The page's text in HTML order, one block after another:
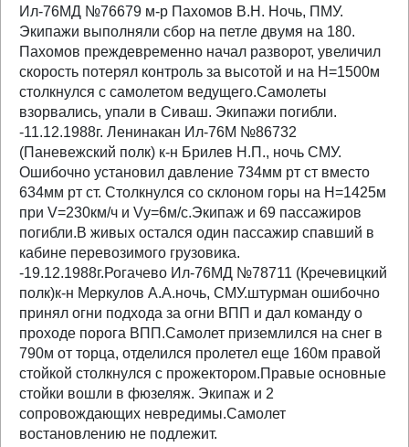
Ил-76МД №76679 м-р Пахомов В.Н. Ночь, ПМУ.
Экипажи выполняли сбор на петле двумя на 180.
Пахомов преждевременно начал разворот, увеличил
скорость потерял контроль за высотой и на Н=1500м
столкнулся с самолетом ведущего.Самолеты
взорвались, упали в Сиваш. Экипажи погибли.
-11.12.1988г. Ленинакан Ил-76М №86732
(Паневежский полк) к-н Брилев Н.П., ночь СМУ.
Ошибочно установил давление 734мм рт ст вместо
634мм рт ст. Столкнулся со склоном горы на Н=1425м
при V=230км/ч и Vу=6м/с.Экипаж и 69 пассажиров
погибли.В живых остался один пассажир спавший в
кабине перевозимого грузовика.
-19.12.1988г.Рогачево Ил-76МД №78711 (Кречевицкий
полк)к-н Меркулов А.А.ночь, СМУ.штурман ошибочно
принял огни подхода за огни ВПП и дал команду о
проходе порога ВПП.Самолет приземлился на снег в
790м от торца, отделился пролетел еще 160м правой
стойкой столкнулся с прожектором.Правые основные
стойки вошли в фюзеляж. Экипаж и 2
сопровождающих невредимы.Самолет
востановлению не подлежит.